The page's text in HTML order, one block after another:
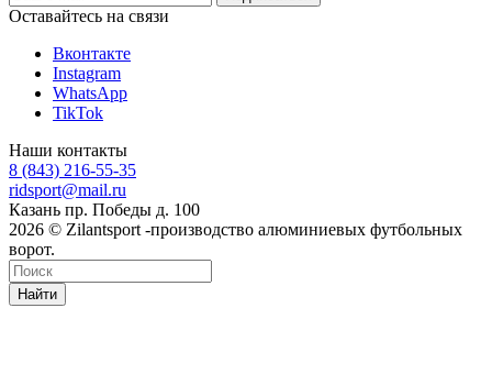
Оставайтесь на связи
Вконтакте
Instagram
WhatsApp
TikTok
Наши контакты
8 (843) 216-55-35
ridsport@mail.ru
Казань пр. Победы д. 100
2026 © Zilantsport -производство алюминиевых футбольных
ворот.
Найти